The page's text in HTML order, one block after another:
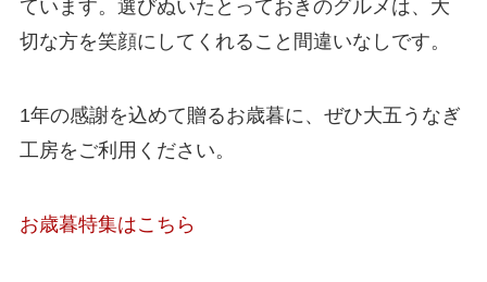
ています。選びぬいたとっておきのグルメは、大
切な方を笑顔にしてくれること間違いなしです。
1年の感謝を込めて贈るお歳暮に、ぜひ大五うなぎ
工房をご利用ください。
お歳暮特集はこちら